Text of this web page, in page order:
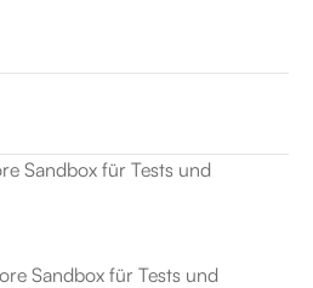
Sandbox für Tests und
Sandbox für Tests und